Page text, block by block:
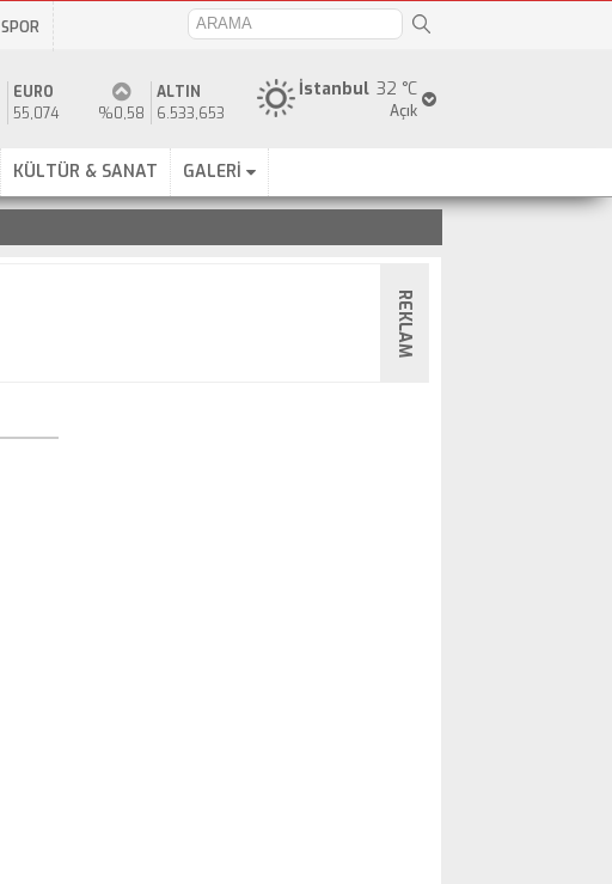
SPOR
32 °C
İstanbul
Açık
EURO
55,074
%0,58
ALTIN
6.533,653
KÜLTÜR & SANAT GALERİ
REKLAM